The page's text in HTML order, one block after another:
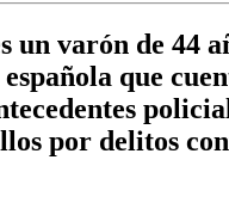
un varón de 44
que
por delitos